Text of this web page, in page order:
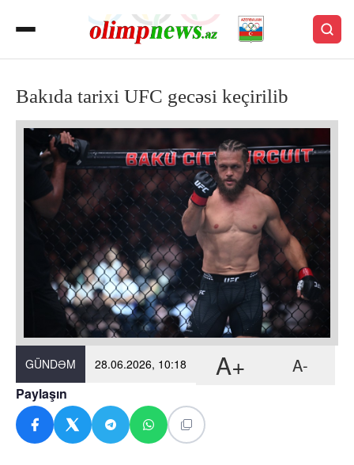
Bakıda tarixi UFC gecəsi keçirilib
GÜNDƏM 28.06.2026, 10:18 A+ A-
Paylaşın